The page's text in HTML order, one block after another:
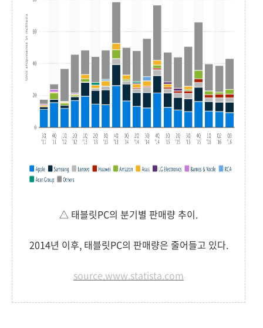
△ 태블릿PC의 분기별 판매량 추이.
2014년 이후, 태블릿PC의 판매량은 줄어들고 있다.
source.www.statista.com